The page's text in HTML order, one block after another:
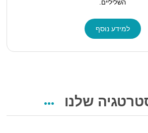
השליליים.
למידע נוסף
שלנו